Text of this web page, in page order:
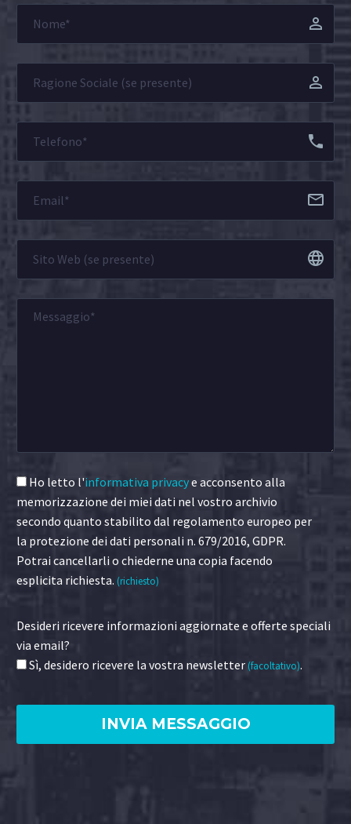
Ho letto l'informativa privacye acconsento alla
memorizzazione dei miei dati nel vostro archivio
secondo quanto stabilito dal regolamento europeo per
la protezione dei dati personali n. 679/2016, GDPR.
Potrai cancellarli o chiederne una copia facendo
esplicita richiesta. (richiesto)
Desideri ricevere informazioni aggiornate e offerte speciali
via email?
Sì, desidero ricevere la vostra newsletter(facoltativo).